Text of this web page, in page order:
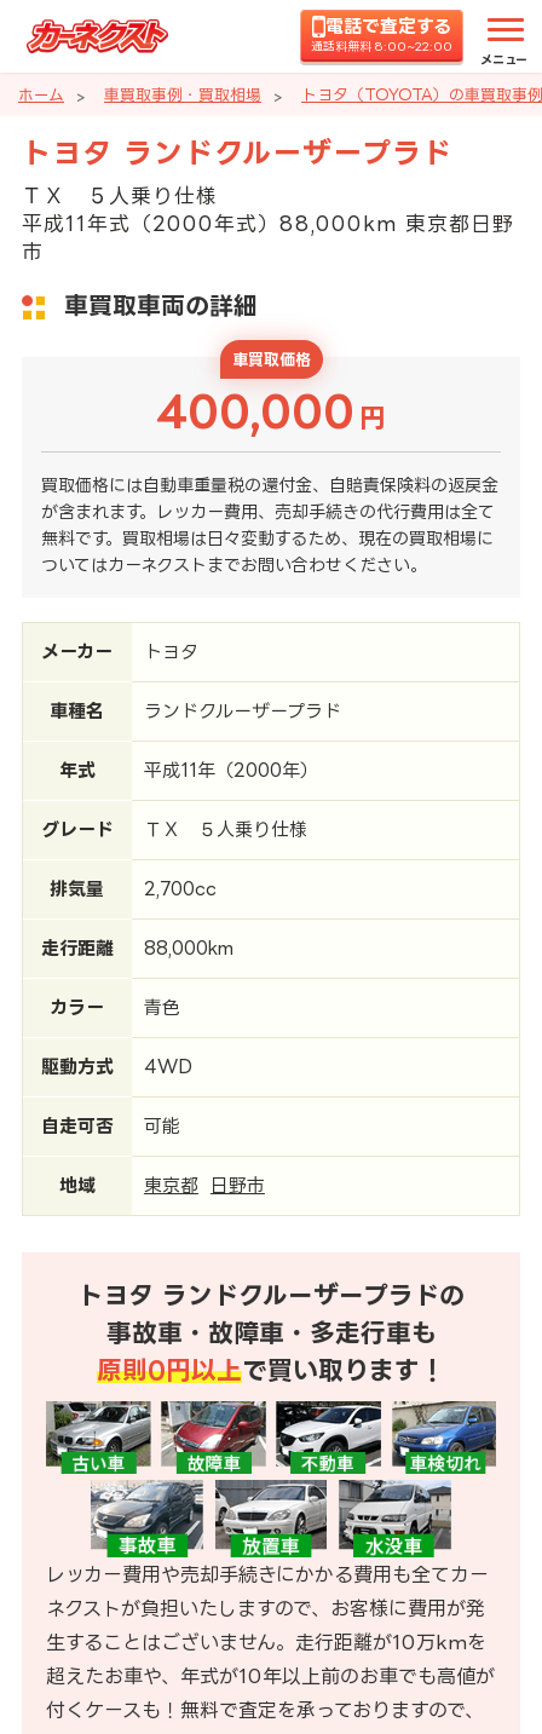
電話で査定する
通話料無料 8:00~22:00
メニュー
ホーム 車買取事例・買取相場 トヨタ（TOYOTA）の車買取事
トヨタ ランドクルーザープラド
ＴＸ ５人乗り仕様
平成11年式（2000年式）88,000km 東京都日野
市
車買取車両の詳細
車買取価格
400,000 円
買取価格には自動車重量税の還付金、自賠責保険料の返戻金
が含まれます。レッカー費用、売却手続きの代行費用は全て
無料です。買取相場は日々変動するため、現在の買取相場に
ついてはカーネクストまでお問い合わせください。
メーカー トヨタ
車種名 ランドクルーザープラド
年式 平成11年（2000年）
グレード ＴＸ ５人乗り仕様
排気量 2,700cc
走行距離 88,000km
カラー 青色
駆動方式 4WD
自走可否 可能
地域 東京都 日野市
トヨタ ランドクルーザープラドの
事故車・故障車・多走行車も
原則0円以上で買い取ります！
レッカー費用や売却手続きにかかる費用も全てカー
ネクストが負担いたしますので、お客様に費用が発
生することはございません。走行距離が10万kmを
超えたお車や、年式が10年以上前のお車でも高値が
付くケースも！無料で査定を承っておりますので、